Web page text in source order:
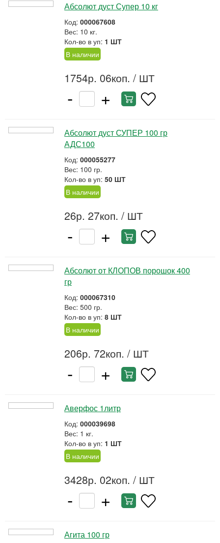
Абсолют дуст Супер 10 кг
Код: 000067608
Вес: 10 кг.
Кол-во в уп: 1 ШТ
В наличии
1754р. 06коп. / ШТ
- +
Абсолют дуст СУПЕР 100 гр
АДС100
Код: 000055277
Вес: 100 гр.
Кол-во в уп: 50 ШТ
В наличии
26р. 27коп. / ШТ
- +
Абсолют от КЛОПОВ порошок 400
гр
Код: 000067310
Вес: 500 гр.
Кол-во в уп: 8 ШТ
В наличии
206р. 72коп. / ШТ
- +
Аверфос 1литр
Код: 000039698
Вес: 1 кг.
Кол-во в уп: 1 ШТ
В наличии
3428р. 02коп. / ШТ
- +
Агита 100 гр